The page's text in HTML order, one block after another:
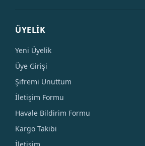
ÜYELİK
Yeni Üyelik
Üye Girişi
Şifremi Unuttum
İletişim Formu
Havale Bildirim Formu
Kargo Takibi